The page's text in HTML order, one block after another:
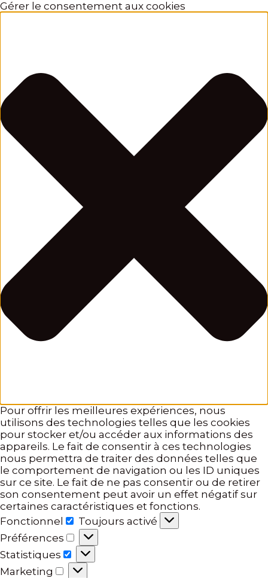
Gérer le consentement aux cookies
Pour offrir les meilleures expériences, nous
utilisons des technologies telles que les cookies
pour stocker et/ou accéder aux informations des
appareils. Le fait de consentir à ces technologies
nous permettra de traiter des données telles que
le comportement de navigation ou les ID uniques
sur ce site. Le fait de ne pas consentir ou de retirer
son consentement peut avoir un effet négatif sur
certaines caractéristiques et fonctions.
Fonctionnel
Toujours activé
Préférences
Statistiques
Marketing